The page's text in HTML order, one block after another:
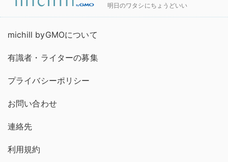
明日のワタシにちょうどいい
michill byGMOについて
有識者・ライターの募集
プライバシーポリシー
お問い合わせ
連絡先
利用規約